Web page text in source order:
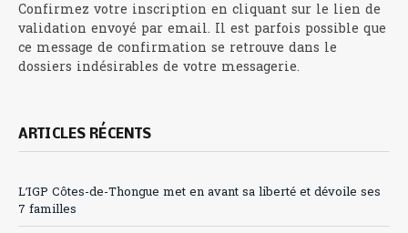
Confirmez votre inscription en cliquant sur le lien de
validation envoyé par email. Il est parfois possible que
ce message de confirmation se retrouve dans le
dossiers indésirables de votre messagerie.
ARTICLES RÉCENTS
L’IGP Côtes-de-Thongue met en avant sa liberté et dévoile ses
7 familles